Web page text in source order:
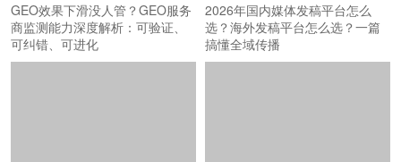
GEO效果下滑没人管？GEO服务
商监测能力深度解析：可验证、
可纠错、可进化
2026年国内媒体发稿平台怎么
选？海外发稿平台怎么选？一篇
搞懂全域传播